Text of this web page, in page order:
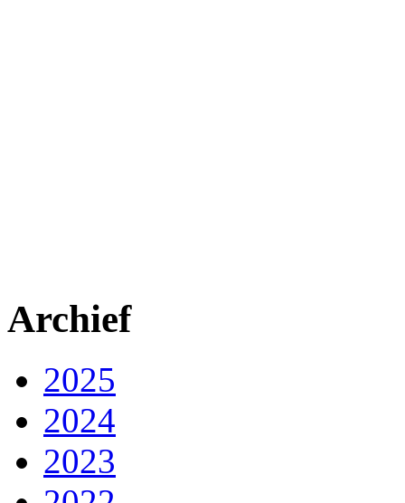
Archief
2025
2024
2023